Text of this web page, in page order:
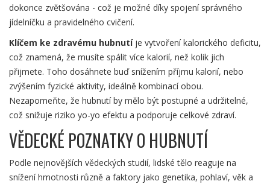
dokonce zvětšována - což je možné díky spojení správného
jídelníčku a pravidelného cvičení.
Klíčem ke zdravému hubnutíje vytvoření kalorického deficitu,
což znamená, že musíte spálit více kalorií, než kolik jich
přijmete. Toho dosáhnete buď snížením příjmu kalorií, nebo
zvýšením fyzické aktivity, ideálně kombinací obou.
Nezapomeňte, že hubnutí by mělo být postupné a udržitelné,
což snižuje riziko yo-yo efektu a podporuje celkové zdraví.
VĚDECKÉ POZNATKY O HUBNUTÍ
Podle nejnovějších vědeckých studií, lidské tělo reaguje na
snížení hmotnosti různě a faktory jako genetika, pohlaví, věk a